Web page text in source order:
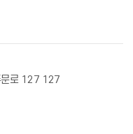
문로 127 127